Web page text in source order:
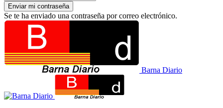
Se te ha enviado una contraseña por correo electrónico.
Barna Diario